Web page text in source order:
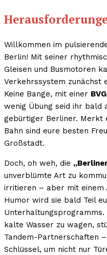
Willkommen im
Berlin! Mit seiner
Gleisen und Busmotoren
Verkehrssystem zunächst
Keine Bange, mit einer
wenig Übung seid ihr bald
gebürtiger Berliner. Merkt
Bahn sind eure besten
Großstadt.
Doch, oh weh, die
unverblümte Art zu
irritieren – aber mit einem
Humor wird sie bald Teil
kalte Wasser zu wagen,
Tandem-Partnerschaften
Schlüssel, um nicht nur